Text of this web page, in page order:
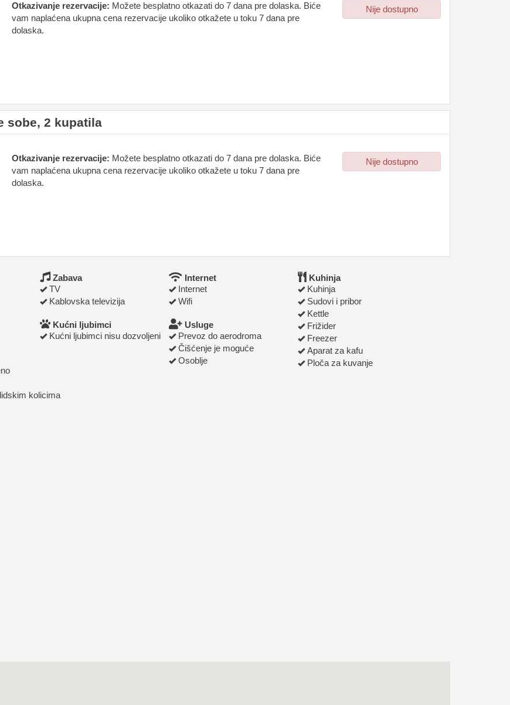
Otkazivanje rezervacije: Možete besplatno otkazati do 7 dana pre dolaska. Biće
vam naplaćena ukupna cena rezervacije ukoliko otkažete u toku 7 dana pre
dolaska.
Nije dostupno
sobe, 2 kupatila
Otkazivanje rezervacije: Možete besplatno otkazati do 7 dana pre dolaska. Biće
vam naplaćena ukupna cena rezervacije ukoliko otkažete u toku 7 dana pre
dolaska.
Nije dostupno
Zabava
TV
Kablovska televizija
Internet
Internet
Wifi
Kuhinja
Kuhinja
Sudovi i pribor
Kettle
Frižider
Freezer
Aparat za kafu
Ploča za kuvanje
Kućni ljubimci
Kućni ljubimci nisu dozvoljeni
Usluge
Prevoz do aerodroma
Čišćenje je moguće
Osoblje
kolicima